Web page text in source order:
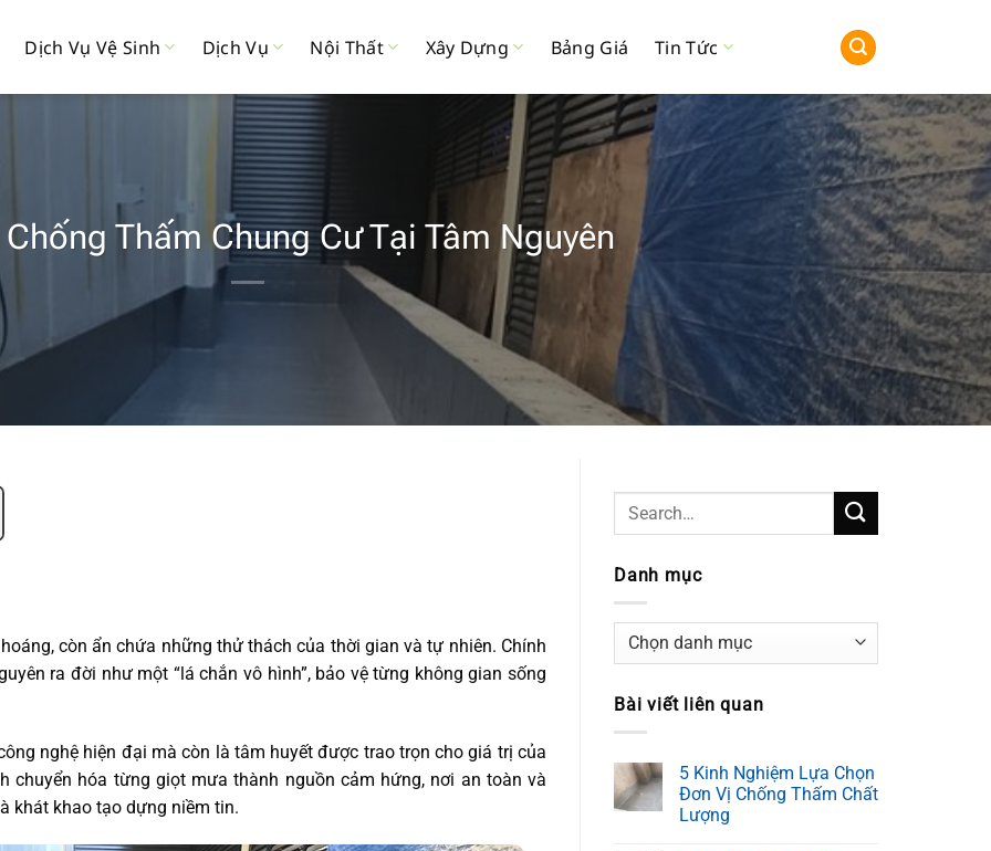
Dịch Vụ Vệ Sinh Dịch Vụ Nội Thất Xây Dựng Bảng Giá Tin Tức
Thấm Chung Cư Tại Tâm Nguyên
còn ẩn chứa những thử thách của thời gian và tự nhiên. Chính
ra đời như một “lá chắn vô hình”, bảo vệ từng không gian sống
nghệ hiện đại mà còn là tâm huyết được trao trọn cho giá trị của
chuyển hóa từng giọt mưa thành nguồn cảm hứng, nơi an toàn và
khát khao tạo dựng niềm tin.
Danh mục
Danh
mục
Bài viết liên quan
5 Kinh Nghiệm Lựa Chọn
Đơn Vị Chống Thấm Chất
Lượng